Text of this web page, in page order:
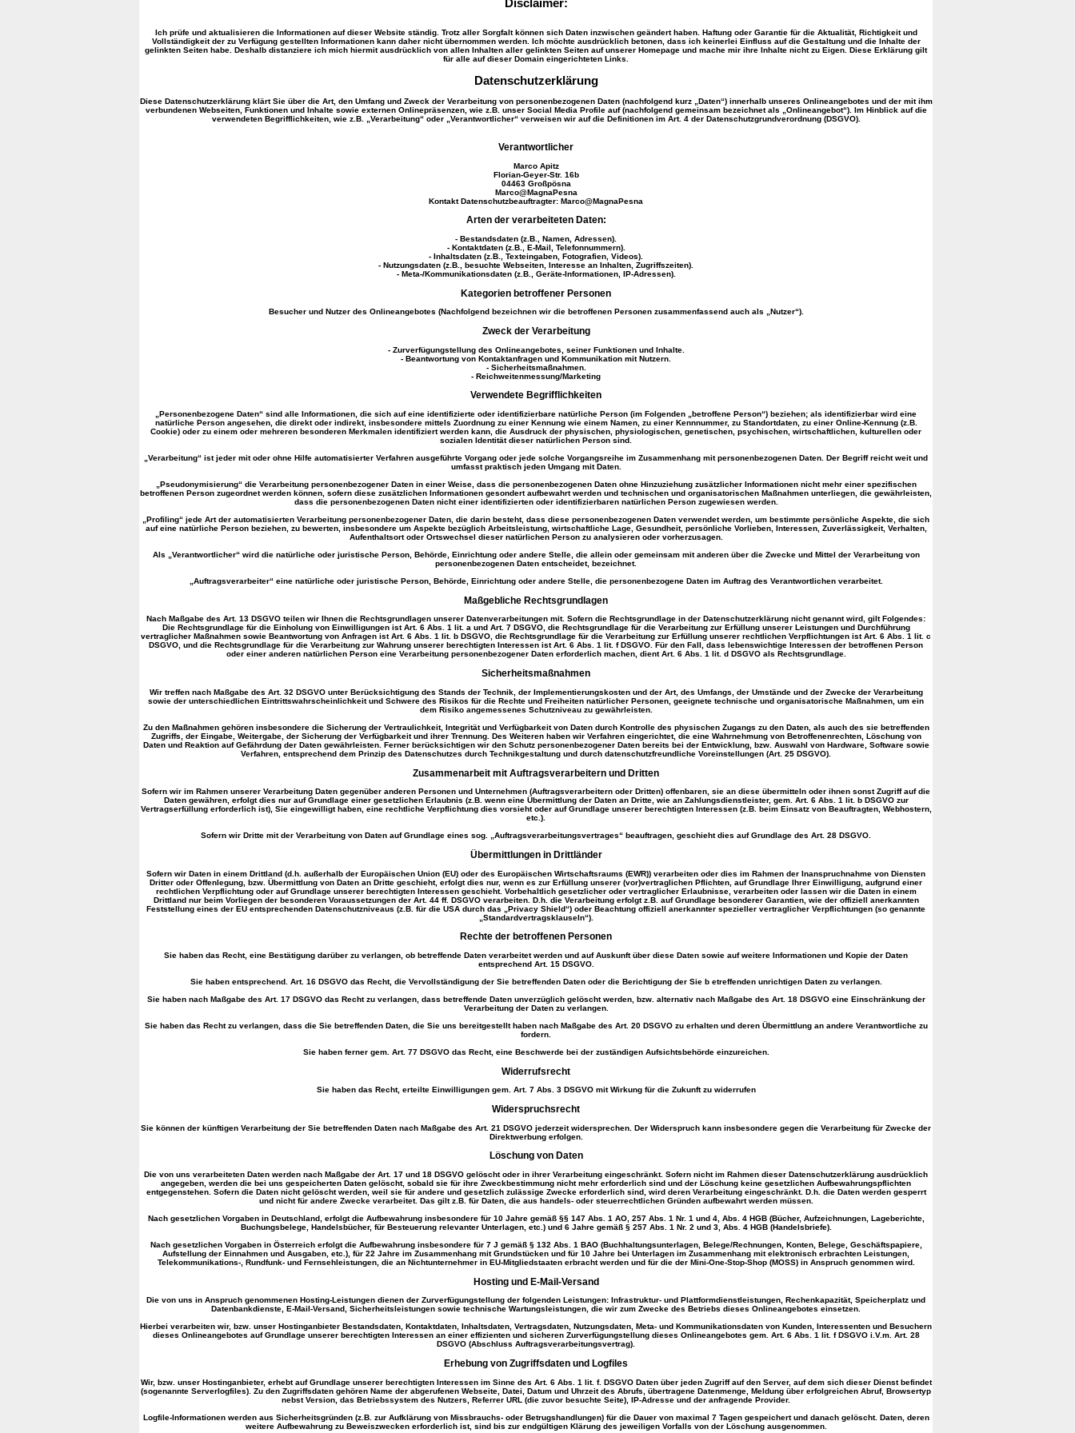
Disclaimer:
Ich prüfe und aktualisieren die Informationen auf dieser Website ständig. Trotz aller Sorgfalt können sich Daten inzwischen geändert haben. Haftung oder Garantie für die Aktualität, Richtigkeit und
Vollständigkeit der zu Verfügung gestellten Informationen kann daher nicht übernommen werden. Ich möchte ausdrücklich betonen, dass ich keinerlei Einfluss auf die Gestaltung und die Inhalte der
gelinkten Seiten habe. Deshalb distanziere ich mich hiermit ausdrücklich von allen Inhalten aller gelinkten Seiten auf unserer Homepage und mache mir ihre Inhalte nicht zu Eigen. Diese Erklärung gilt
für alle auf dieser Domain eingerichteten Links.
Datenschutzerklärung
Diese Datenschutzerklärung klärt Sie über die Art, den Umfang und Zweck der Verarbeitung von personenbezogenen Daten (nachfolgend kurz „Daten“) innerhalb unseres Onlineangebotes und der mit ihm
verbundenen Webseiten, Funktionen und Inhalte sowie externen Onlinepräsenzen, wie z.B. unser Social Media Profile auf (nachfolgend gemeinsam bezeichnet als „Onlineangebot“). Im Hinblick auf die
verwendeten Begrifflichkeiten, wie z.B. „Verarbeitung“ oder „Verantwortlicher“ verweisen wir auf die Definitionen im Art. 4 der Datenschutzgrundverordnung (DSGVO).
Verantwortlicher
Marco Apitz
Florian-Geyer-Str. 16b
04463 Großpösna
Marco@MagnaPesna
Kontakt Datenschutzbeauftragter: Marco@MagnaPesna
Arten der verarbeiteten Daten:
- Bestandsdaten (z.B., Namen, Adressen).
- Kontaktdaten (z.B., E-Mail, Telefonnummern).
- Inhaltsdaten (z.B., Texteingaben, Fotografien, Videos).
- Nutzungsdaten (z.B., besuchte Webseiten, Interesse an Inhalten, Zugriffszeiten).
- Meta-/Kommunikationsdaten (z.B., Geräte-Informationen, IP-Adressen).
Kategorien betroffener Personen
Besucher und Nutzer des Onlineangebotes (Nachfolgend bezeichnen wir die betroffenen Personen zusammenfassend auch als „Nutzer“).
Zweck der Verarbeitung
- Zurverfügungstellung des Onlineangebotes, seiner Funktionen und Inhalte.
- Beantwortung von Kontaktanfragen und Kommunikation mit Nutzern.
- Sicherheitsmaßnahmen.
- Reichweitenmessung/Marketing
Verwendete Begrifflichkeiten
„Personenbezogene Daten“ sind alle Informationen, die sich auf eine identifizierte oder identifizierbare natürliche Person (im Folgenden „betroffene Person“) beziehen; als identifizierbar wird eine
natürliche Person angesehen, die direkt oder indirekt, insbesondere mittels Zuordnung zu einer Kennung wie einem Namen, zu einer Kennnummer, zu Standortdaten, zu einer Online-Kennung (z.B.
Cookie) oder zu einem oder mehreren besonderen Merkmalen identifiziert werden kann, die Ausdruck der physischen, physiologischen, genetischen, psychischen, wirtschaftlichen, kulturellen oder
sozialen Identität dieser natürlichen Person sind.
„Verarbeitung“ ist jeder mit oder ohne Hilfe automatisierter Verfahren ausgeführte Vorgang oder jede solche Vorgangsreihe im Zusammenhang mit personenbezogenen Daten. Der Begriff reicht weit und
umfasst praktisch jeden Umgang mit Daten.
„Pseudonymisierung“ die Verarbeitung personenbezogener Daten in einer Weise, dass die personenbezogenen Daten ohne Hinzuziehung zusätzlicher Informationen nicht mehr einer spezifischen
betroffenen Person zugeordnet werden können, sofern diese zusätzlichen Informationen gesondert aufbewahrt werden und technischen und organisatorischen Maßnahmen unterliegen, die gewährleisten,
dass die personenbezogenen Daten nicht einer identifizierten oder identifizierbaren natürlichen Person zugewiesen werden.
„Profiling“ jede Art der automatisierten Verarbeitung personenbezogener Daten, die darin besteht, dass diese personenbezogenen Daten verwendet werden, um bestimmte persönliche Aspekte, die sich
auf eine natürliche Person beziehen, zu bewerten, insbesondere um Aspekte bezüglich Arbeitsleistung, wirtschaftliche Lage, Gesundheit, persönliche Vorlieben, Interessen, Zuverlässigkeit, Verhalten,
Aufenthaltsort oder Ortswechsel dieser natürlichen Person zu analysieren oder vorherzusagen.
Als „Verantwortlicher“ wird die natürliche oder juristische Person, Behörde, Einrichtung oder andere Stelle, die allein oder gemeinsam mit anderen über die Zwecke und Mittel der Verarbeitung von
personenbezogenen Daten entscheidet, bezeichnet.
„Auftragsverarbeiter“ eine natürliche oder juristische Person, Behörde, Einrichtung oder andere Stelle, die personenbezogene Daten im Auftrag des Verantwortlichen verarbeitet.
Maßgebliche Rechtsgrundlagen
Nach Maßgabe des Art. 13 DSGVO teilen wir Ihnen die Rechtsgrundlagen unserer Datenverarbeitungen mit. Sofern die Rechtsgrundlage in der Datenschutzerklärung nicht genannt wird, gilt Folgendes:
Die Rechtsgrundlage für die Einholung von Einwilligungen ist Art. 6 Abs. 1 lit. a und Art. 7 DSGVO, die Rechtsgrundlage für die Verarbeitung zur Erfüllung unserer Leistungen und Durchführung
vertraglicher Maßnahmen sowie Beantwortung von Anfragen ist Art. 6 Abs. 1 lit. b DSGVO, die Rechtsgrundlage für die Verarbeitung zur Erfüllung unserer rechtlichen Verpflichtungen ist Art. 6 Abs. 1 lit. c
DSGVO, und die Rechtsgrundlage für die Verarbeitung zur Wahrung unserer berechtigten Interessen ist Art. 6 Abs. 1 lit. f DSGVO. Für den Fall, dass lebenswichtige Interessen der betroffenen Person
oder einer anderen natürlichen Person eine Verarbeitung personenbezogener Daten erforderlich machen, dient Art. 6 Abs. 1 lit. d DSGVO als Rechtsgrundlage.
Sicherheitsmaßnahmen
Wir treffen nach Maßgabe des Art. 32 DSGVO unter Berücksichtigung des Stands der Technik, der Implementierungskosten und der Art, des Umfangs, der Umstände und der Zwecke der Verarbeitung
sowie der unterschiedlichen Eintrittswahrscheinlichkeit und Schwere des Risikos für die Rechte und Freiheiten natürlicher Personen, geeignete technische und organisatorische Maßnahmen, um ein
dem Risiko angemessenes Schutzniveau zu gewährleisten.
Zu den Maßnahmen gehören insbesondere die Sicherung der Vertraulichkeit, Integrität und Verfügbarkeit von Daten durch Kontrolle des physischen Zugangs zu den Daten, als auch des sie betreffenden
Zugriffs, der Eingabe, Weitergabe, der Sicherung der Verfügbarkeit und ihrer Trennung. Des Weiteren haben wir Verfahren eingerichtet, die eine Wahrnehmung von Betroffenenrechten, Löschung von
Daten und Reaktion auf Gefährdung der Daten gewährleisten. Ferner berücksichtigen wir den Schutz personenbezogener Daten bereits bei der Entwicklung, bzw. Auswahl von Hardware, Software sowie
Verfahren, entsprechend dem Prinzip des Datenschutzes durch Technikgestaltung und durch datenschutzfreundliche Voreinstellungen (Art. 25 DSGVO).
Zusammenarbeit mit Auftragsverarbeitern und Dritten
Sofern wir im Rahmen unserer Verarbeitung Daten gegenüber anderen Personen und Unternehmen (Auftragsverarbeitern oder Dritten) offenbaren, sie an diese übermitteln oder ihnen sonst Zugriff auf die
Daten gewähren, erfolgt dies nur auf Grundlage einer gesetzlichen Erlaubnis (z.B. wenn eine Übermittlung der Daten an Dritte, wie an Zahlungsdienstleister, gem. Art. 6 Abs. 1 lit. b DSGVO zur
Vertragserfüllung erforderlich ist), Sie eingewilligt haben, eine rechtliche Verpflichtung dies vorsieht oder auf Grundlage unserer berechtigten Interessen (z.B. beim Einsatz von Beauftragten, Webhostern,
etc.).
Sofern wir Dritte mit der Verarbeitung von Daten auf Grundlage eines sog. „Auftragsverarbeitungsvertrages“ beauftragen, geschieht dies auf Grundlage des Art. 28 DSGVO.
Übermittlungen in Drittländer
Sofern wir Daten in einem Drittland (d.h. außerhalb der Europäischen Union (EU) oder des Europäischen Wirtschaftsraums (EWR)) verarbeiten oder dies im Rahmen der Inanspruchnahme von Diensten
Dritter oder Offenlegung, bzw. Übermittlung von Daten an Dritte geschieht, erfolgt dies nur, wenn es zur Erfüllung unserer (vor)vertraglichen Pflichten, auf Grundlage Ihrer Einwilligung, aufgrund einer
rechtlichen Verpflichtung oder auf Grundlage unserer berechtigten Interessen geschieht. Vorbehaltlich gesetzlicher oder vertraglicher Erlaubnisse, verarbeiten oder lassen wir die Daten in einem
Drittland nur beim Vorliegen der besonderen Voraussetzungen der Art. 44 ff. DSGVO verarbeiten. D.h. die Verarbeitung erfolgt z.B. auf Grundlage besonderer Garantien, wie der offiziell anerkannten
Feststellung eines der EU entsprechenden Datenschutzniveaus (z.B. für die USA durch das „Privacy Shield“) oder Beachtung offiziell anerkannter spezieller vertraglicher Verpflichtungen (so genannte
„Standardvertragsklauseln“).
Rechte der betroffenen Personen
Sie haben das Recht, eine Bestätigung darüber zu verlangen, ob betreffende Daten verarbeitet werden und auf Auskunft über diese Daten sowie auf weitere Informationen und Kopie der Daten
entsprechend Art. 15 DSGVO.
Sie haben entsprechend. Art. 16 DSGVO das Recht, die Vervollständigung der Sie betreffenden Daten oder die Berichtigung der Sie b etreffenden unrichtigen Daten zu verlangen.
Sie haben nach Maßgabe des Art. 17 DSGVO das Recht zu verlangen, dass betreffende Daten unverzüglich gelöscht werden, bzw. alternativ nach Maßgabe des Art. 18 DSGVO eine Einschränkung der
Verarbeitung der Daten zu verlangen.
Sie haben das Recht zu verlangen, dass die Sie betreffenden Daten, die Sie uns bereitgestellt haben nach Maßgabe des Art. 20 DSGVO zu erhalten und deren Übermittlung an andere Verantwortliche zu
fordern.
Sie haben ferner gem. Art. 77 DSGVO das Recht, eine Beschwerde bei der zuständigen Aufsichtsbehörde einzureichen.
Widerrufsrecht
Sie haben das Recht, erteilte Einwilligungen gem. Art. 7 Abs. 3 DSGVO mit Wirkung für die Zukunft zu widerrufen
Widerspruchsrecht
Sie können der künftigen Verarbeitung der Sie betreffenden Daten nach Maßgabe des Art. 21 DSGVO jederzeit widersprechen. Der Widerspruch kann insbesondere gegen die Verarbeitung für Zwecke der
Direktwerbung erfolgen.
Löschung von Daten
Die von uns verarbeiteten Daten werden nach Maßgabe der Art. 17 und 18 DSGVO gelöscht oder in ihrer Verarbeitung eingeschränkt. Sofern nicht im Rahmen dieser Datenschutzerklärung ausdrücklich
angegeben, werden die bei uns gespeicherten Daten gelöscht, sobald sie für ihre Zweckbestimmung nicht mehr erforderlich sind und der Löschung keine gesetzlichen Aufbewahrungspflichten
entgegenstehen. Sofern die Daten nicht gelöscht werden, weil sie für andere und gesetzlich zulässige Zwecke erforderlich sind, wird deren Verarbeitung eingeschränkt. D.h. die Daten werden gesperrt
und nicht für andere Zwecke verarbeitet. Das gilt z.B. für Daten, die aus handels- oder steuerrechtlichen Gründen aufbewahrt werden müssen.
Nach gesetzlichen Vorgaben in Deutschland, erfolgt die Aufbewahrung insbesondere für 10 Jahre gemäß §§ 147 Abs. 1 AO, 257 Abs. 1 Nr. 1 und 4, Abs. 4 HGB (Bücher, Aufzeichnungen, Lageberichte,
Buchungsbelege, Handelsbücher, für Besteuerung relevanter Unterlagen, etc.) und 6 Jahre gemäß § 257 Abs. 1 Nr. 2 und 3, Abs. 4 HGB (Handelsbriefe).
Nach gesetzlichen Vorgaben in Österreich erfolgt die Aufbewahrung insbesondere für 7 J gemäß § 132 Abs. 1 BAO (Buchhaltungsunterlagen, Belege/Rechnungen, Konten, Belege, Geschäftspapiere,
Aufstellung der Einnahmen und Ausgaben, etc.), für 22 Jahre im Zusammenhang mit Grundstücken und für 10 Jahre bei Unterlagen im Zusammenhang mit elektronisch erbrachten Leistungen,
Telekommunikations-, Rundfunk- und Fernsehleistungen, die an Nichtunternehmer in EU-Mitgliedstaaten erbracht werden und für die der Mini-One-Stop-Shop (MOSS) in Anspruch genommen wird.
Hosting und E-Mail-Versand
Die von uns in Anspruch genommenen Hosting-Leistungen dienen der Zurverfügungstellung der folgenden Leistungen: Infrastruktur- und Plattformdienstleistungen, Rechenkapazität, Speicherplatz und
Datenbankdienste, E-Mail-Versand, Sicherheitsleistungen sowie technische Wartungsleistungen, die wir zum Zwecke des Betriebs dieses Onlineangebotes einsetzen.
Hierbei verarbeiten wir, bzw. unser Hostinganbieter Bestandsdaten, Kontaktdaten, Inhaltsdaten, Vertragsdaten, Nutzungsdaten, Meta- und Kommunikationsdaten von Kunden, Interessenten und Besuchern
dieses Onlineangebotes auf Grundlage unserer berechtigten Interessen an einer effizienten und sicheren Zurverfügungstellung dieses Onlineangebotes gem. Art. 6 Abs. 1 lit. f DSGVO i.V.m. Art. 28
DSGVO (Abschluss Auftragsverarbeitungsvertrag).
Erhebung von Zugriffsdaten und Logfiles
Wir, bzw. unser Hostinganbieter, erhebt auf Grundlage unserer berechtigten Interessen im Sinne des Art. 6 Abs. 1 lit. f. DSGVO Daten über jeden Zugriff auf den Server, auf dem sich dieser Dienst befindet
(sogenannte Serverlogfiles). Zu den Zugriffsdaten gehören Name der abgerufenen Webseite, Datei, Datum und Uhrzeit des Abrufs, übertragene Datenmenge, Meldung über erfolgreichen Abruf, Browsertyp
nebst Version, das Betriebssystem des Nutzers, Referrer URL (die zuvor besuchte Seite), IP-Adresse und der anfragende Provider.
Logfile-Informationen werden aus Sicherheitsgründen (z.B. zur Aufklärung von Missbrauchs- oder Betrugshandlungen) für die Dauer von maximal 7 Tagen gespeichert und danach gelöscht. Daten, deren
weitere Aufbewahrung zu Beweiszwecken erforderlich ist, sind bis zur endgültigen Klärung des jeweiligen Vorfalls von der Löschung ausgenommen.